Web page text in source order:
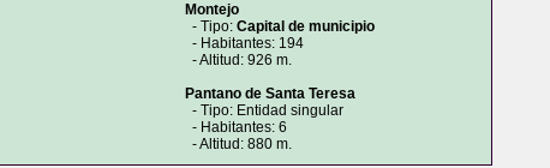
Montejo
- Tipo: Capital de municipio
- Habitantes: 194
- Altitud: 926 m.
Pantano de Santa Teresa
- Tipo: Entidad singular
- Habitantes: 6
- Altitud: 880 m.